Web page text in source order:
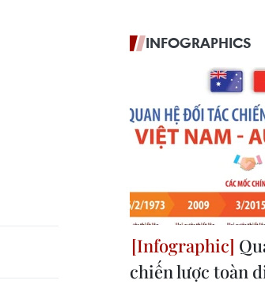
INFOGRAPHICS
chiến lược toàn